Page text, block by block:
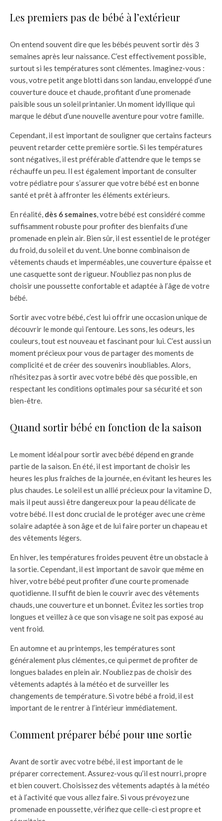
Les premiers pas de bébé à l’extérieur
On entend souvent dire que les bébés peuvent sortir dès 3
semaines après leur naissance. C’est effectivement possible,
surtout si les températures sont clémentes. Imaginez-vous :
vous, votre petit ange blotti dans son landau, enveloppé d’une
couverture douce et chaude, profitant d’une promenade
paisible sous un soleil printanier. Un moment idyllique qui
marque le début d’une nouvelle aventure pour votre famille.
Cependant, il est important de souligner que certains facteurs
peuvent retarder cette première sortie. Si les températures
sont négatives, il est préférable d’attendre que le temps se
réchauffe un peu. Il est également important de consulter
votre pédiatre pour s’assurer que votre bébé est en bonne
santé et prêt à affronter les éléments extérieurs.
En réalité, dès 6 semaines, votre bébé est considéré comme
suffisamment robuste pour profiter des bienfaits d’une
promenade en plein air. Bien sûr, il est essentiel de le protéger
du froid, du soleil et du vent. Une bonne combinaison de
vêtements chauds et imperméables, une couverture épaisse et
une casquette sont de rigueur. N’oubliez pas non plus de
choisir une poussette confortable et adaptée à l’âge de votre
bébé.
Sortir avec votre bébé, c’est lui offrir une occasion unique de
découvrir le monde qui l’entoure. Les sons, les odeurs, les
couleurs, tout est nouveau et fascinant pour lui. C’est aussi un
moment précieux pour vous de partager des moments de
complicité et de créer des souvenirs inoubliables. Alors,
n’hésitez pas à sortir avec votre bébé dès que possible, en
respectant les conditions optimales pour sa sécurité et son
bien-être.
Quand sortir bébé en fonction de la saison
Le moment idéal pour sortir avec bébé dépend en grande
partie de la saison. En été, il est important de choisir les
heures les plus fraîches de la journée, en évitant les heures les
plus chaudes. Le soleil est un allié précieux pour la vitamine D,
mais il peut aussi être dangereux pour la peau délicate de
votre bébé. Il est donc crucial de le protéger avec une crème
solaire adaptée à son âge et de lui faire porter un chapeau et
des vêtements légers.
En hiver, les températures froides peuvent être un obstacle à
la sortie. Cependant, il est important de savoir que même en
hiver, votre bébé peut profiter d’une courte promenade
quotidienne. Il suffit de bien le couvrir avec des vêtements
chauds, une couverture et un bonnet. Évitez les sorties trop
longues et veillez à ce que son visage ne soit pas exposé au
vent froid.
En automne et au printemps, les températures sont
généralement plus clémentes, ce qui permet de profiter de
longues balades en plein air. N’oubliez pas de choisir des
vêtements adaptés à la météo et de surveiller les
changements de température. Si votre bébé a froid, il est
important de le rentrer à l’intérieur immédiatement.
Comment préparer bébé pour une sortie
Avant de sortir avec votre bébé, il est important de le
préparer correctement. Assurez-vous qu’il est nourri, propre
et bien couvert. Choisissez des vêtements adaptés à la météo
et à l’activité que vous allez faire. Si vous prévoyez une
promenade en poussette, vérifiez que celle-ci est propre et